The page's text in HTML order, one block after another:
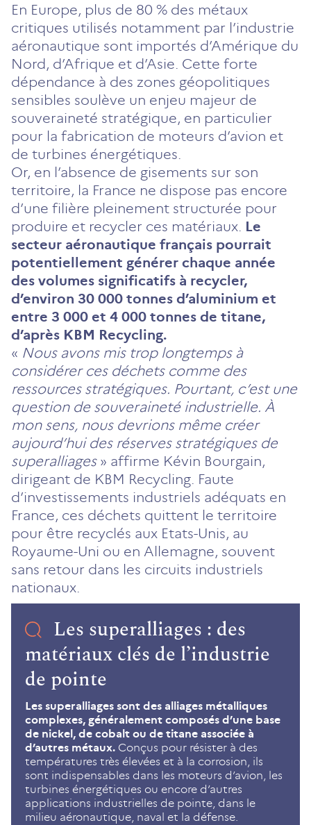
En Europe, plus de 80 % des métaux
critiques utilisés notamment par l’industrie
aéronautique sont importés d’Amérique du
Nord, d’Afrique et d’Asie. Cette forte
dépendance à des zones géopolitiques
sensibles soulève un enjeu majeur de
souveraineté stratégique, en particulier
pour la fabrication de moteurs d’avion et
de turbines énergétiques.
Or, en l’absence de gisements sur son
territoire, la France ne dispose pas encore
d’une filière pleinement structurée pour
produire et recycler ces matériaux. Le
secteur aéronautique français pourrait
potentiellement générer chaque année
des volumes significatifs à recycler,
d’environ 30 000 tonnes d’aluminium et
entre 3 000 et 4 000 tonnes de titane,
d’après KBM Recycling.
« Nous avons mis trop longtemps à
considérer ces déchets comme des
ressources stratégiques. Pourtant, c’est une
question de souveraineté industrielle. À
mon sens, nous devrions même créer
aujourd’hui des réserves stratégiques de
superalliages » affirme Kévin Bourgain,
dirigeant de KBM Recycling. Faute
d’investissements industriels adéquats en
France, ces déchets quittent le territoire
pour être recyclés aux Etats-Unis, au
Royaume-Uni ou en Allemagne, souvent
sans retour dans les circuits industriels
nationaux.
Les superalliages : des
matériaux clés de l’industrie
de pointe
Les superalliages sont des alliages métalliques
complexes, généralement composés d’une base
de nickel, de cobalt ou de titane associée à
d’autres métaux. Conçus pour résister à des
températures très élevées et à la corrosion, ils
sont indispensables dans les moteurs d’avion, les
turbines énergétiques ou encore d’autres
applications industrielles de pointe, dans le
milieu aéronautique, naval et la défense.